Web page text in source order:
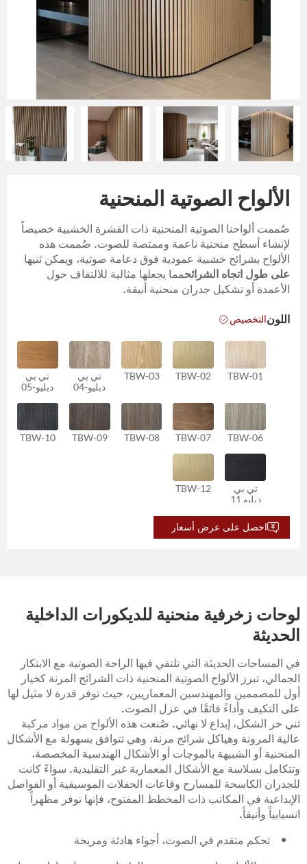
الألواح الصوتية المنحنية
صُممت ألواحنا الصوتية المنحنية ذات القشرة الخشبية خصيصاً
لإنشاء أسطح منحنية ناعمة وممتصة للصوت. صُممت هذه
الألواح بشرائح خشبية عمودية فوق دعامة صوتية، ويمكن ثنيها
على طول اتجاه الشرائحمما يجعلها مثالية للالتفاف حول
الأعمدة أو تشكيل جدران منحنية أنيقة.
اللونالتخصيص
TBW-01
TBW-02
TBW-03
تي بي
دبليو-04
تي بي
دبليو-05
TBW-06
TBW-07
TBW-08
TBW-09
TBW-10
تي بي
دبليو 11
TBW-12
احصل على عرض أسعار
لوحات زخرفية منحنية للديكورات الداخلية
الحديثة
في المساحات الحديثة التي تلتقي فيها الراحة الصوتية مع الابتكار
الجمالي، تبرز الألواح الصوتية المنحنية ذات الشرائح المرنة كخيار
أول للمصممين والمهندسين المعماريين، حيث توفر قدرة لا مثيل لها
على التكيف وأداءً فائقًا في عزل الصوت.
ثني حر الشكل، إبداع لا نهائي. صُنعت هذه الألواح من مواد مركبة
عالية المرونة وهياكل شرائح مرنة، وهي تتوافق بسهولة مع الأشكال
المنحنية أو الشبيهة بالموجات أو الأشكال الهندسية المخصصة،
وتتكامل بسلاسة مع الأشكال المعمارية غير التقليدية. سواءً كانت
للجدران الكاسحة للمسارح وقاعات الحفلات الموسيقية أو الفواصل
الإبداعية في المكاتب ذات المخطط المفتوح، فإنها توفر مظهراً
انسيابياً وأنيقاً.
تحكم متقدم في الصوت، أجواء هادئة ومريحة